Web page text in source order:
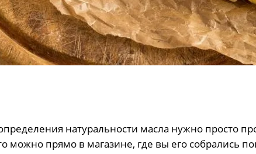
натуральности масла нужно просто
можно прямо в магазине, где вы его собрались